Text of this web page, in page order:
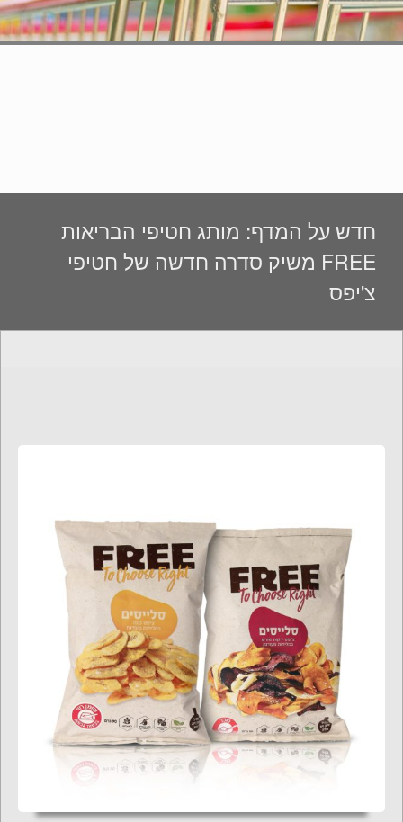
חדש על המדף: מותג חטיפי הבריאות
FREE משיק סדרה חדשה של חטיפי
צ'יפס